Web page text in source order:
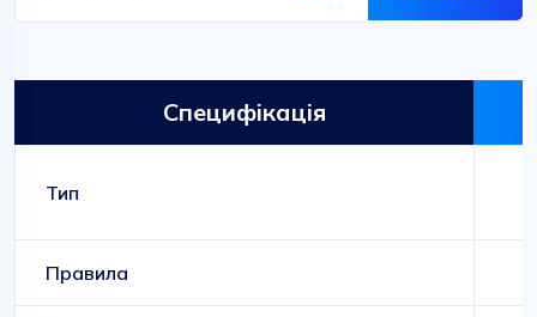
Специфікація
Тип
Правила